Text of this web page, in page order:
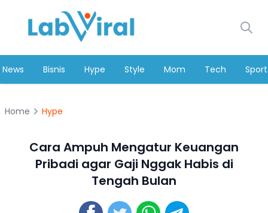
News Bisnis Hype Style Mom Tech Sport
Home Hype
Cara Ampuh Mengatur Keuangan
Pribadi agar Gaji Nggak Habis di
Tengah Bulan